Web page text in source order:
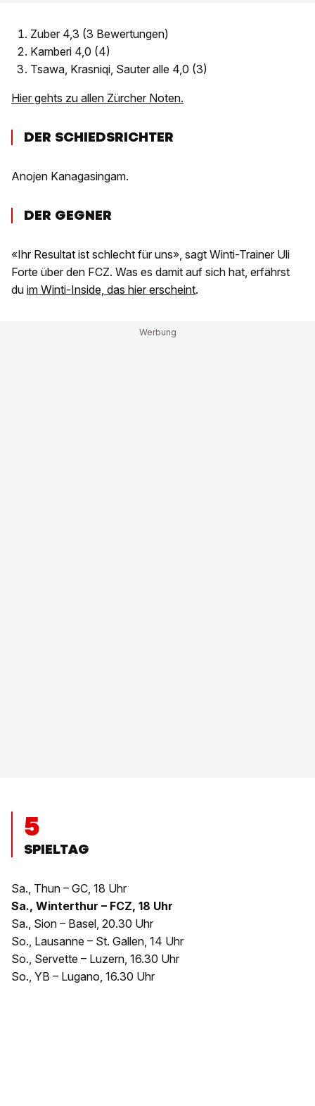
Zuber 4,3 (3 Bewertungen)
Kamberi 4,0 (4)
Tsawa, Krasniqi, Sauter alle 4,0 (3)
Hier gehts zu allen Zürcher Noten.
DER SCHIEDSRICHTER
Anojen Kanagasingam.
DER GEGNER
«Ihr Resultat ist schlecht für uns», sagt Winti-Trainer Uli
Forte über den FCZ. Was es damit auf sich hat, erfährst
du im Winti-Inside, das hier erscheint.
5
SPIELTAG
Sa., Thun – GC, 18 Uhr
Sa., Winterthur – FCZ, 18 Uhr
Sa., Sion – Basel, 20.30 Uhr
So., Lausanne – St. Gallen, 14 Uhr
So., Servette – Luzern, 16.30 Uhr
So., YB – Lugano, 16.30 Uhr